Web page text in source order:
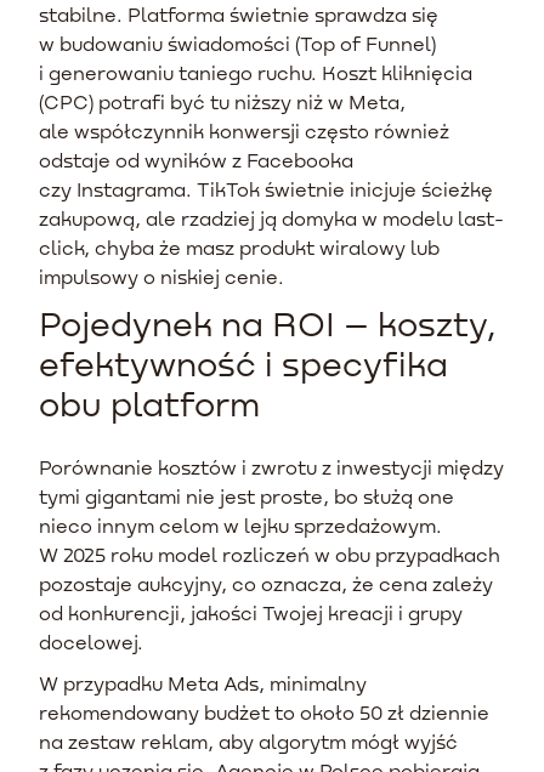
stabilne. Platforma świetnie sprawdza się
w budowaniu świadomości (Top of Funnel)
i generowaniu taniego ruchu. Koszt kliknięcia
(CPC) potrafi być tu niższy niż w Meta,
ale współczynnik konwersji często również
odstaje od wyników z Facebooka
czy Instagrama. TikTok świetnie inicjuje ścieżkę
zakupową, ale rzadziej ją domyka w modelu last-
click, chyba że masz produkt wiralowy lub
impulsowy o niskiej cenie.
Pojedynek na ROI – koszty,
efektywność i specyfika
obu platform
Porównanie kosztów i zwrotu z inwestycji między
tymi gigantami nie jest proste, bo służą one
nieco innym celom w lejku sprzedażowym.
W 2025 roku model rozliczeń w obu przypadkach
pozostaje aukcyjny, co oznacza, że cena zależy
od konkurencji, jakości Twojej kreacji i grupy
docelowej.
W przypadku Meta Ads, minimalny
rekomendowany budżet to około 50 zł dziennie
na zestaw reklam, aby algorytm mógł wyjść